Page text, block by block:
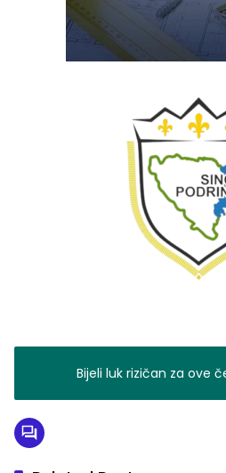
Bijeli luk rizičan za ove